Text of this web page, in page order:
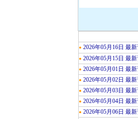
● 2026年05月16日 最
● 2026年05月15日 最
● 2026年05月01日 最
● 2026年05月02日 最
● 2026年05月03日 最
● 2026年05月04日 最
● 2026年05月06日 最